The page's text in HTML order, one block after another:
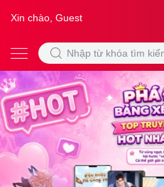
Xin chào, Guest